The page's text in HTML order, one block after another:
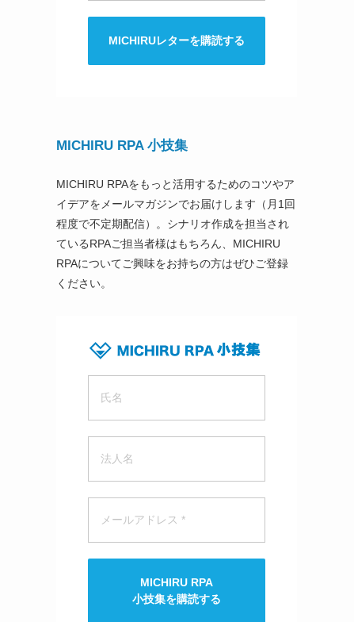
MICHIRUレターを購読する
MICHIRU RPA 小技集
MICHIRU RPAをもっと活用するためのコツやア
イデアをメールマガジンでお届けします（月1回
程度で不定期配信）。シナリオ作成を担当され
ているRPAご担当者様はもちろん、MICHIRU
RPAについてご興味をお持ちの方はぜひご登録
ください。
MICHIRU RPA
小技集を購読する